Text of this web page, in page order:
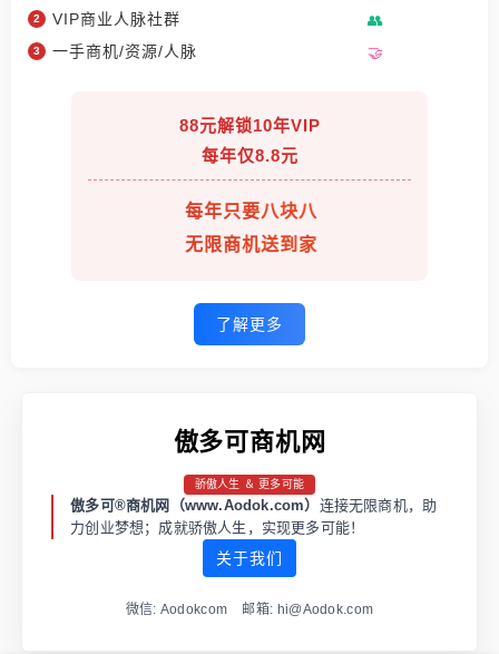
VIP商业人脉社群
一手商机/资源/人脉
88元解锁10年VIP
每年仅8.8元
每年只要八块八
无限商机送到家
了解更多
傲多可商机网
骄傲人生 ＆ 更多可能
傲多可®商机网（www.Aodok.com） 连接无限商机，助
力创业梦想；成就骄傲人生，实现更多可能！
关于我们
微信: Aodokcom 邮箱: hi@Aodok.com